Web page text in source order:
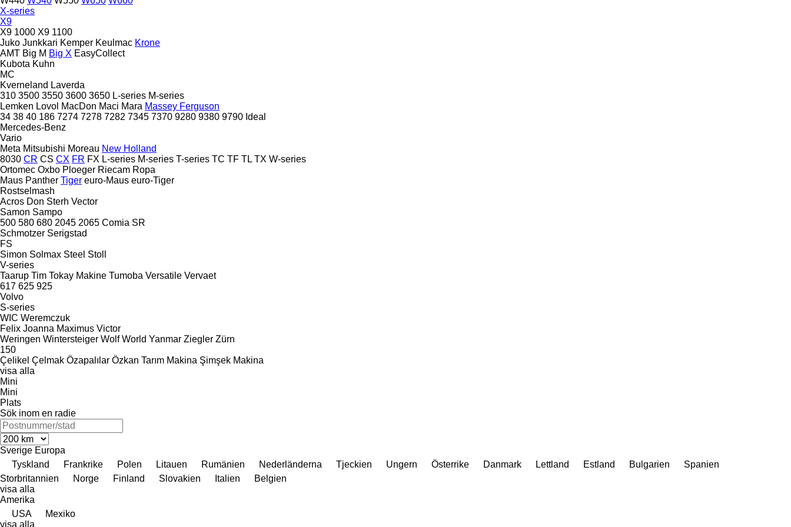
X-series
X9
X9 1000 X9 1100
Juko Junkkari Kemper Keulmac Krone
AMT Big M Big X EasyCollect
Kubota Kuhn
MC
Kverneland Laverda
310 3500 3550 3600 3650 L-series M-series
Lemken Lovol MacDon Maci Mara Massey Ferguson
34 38 40 186 7274 7278 7282 7345 7370 9280 9380 9790 Ideal
Mercedes-Benz
Vario
Meta Mitsubishi Moreau New Holland
8030 CR CS CX FR FX L-series M-series T-series TC TF TL TX W-series
Ortomec Oxbo Ploeger Riecam Ropa
Maus Panther Tiger euro-Maus euro-Tiger
Rostselmash
Acros Don Sterh Vector
Samon Sampo
500 580 680 2045 2065 Comia SR
Schmotzer Serigstad
FS
Simon Solmax Steel Stoll
V-series
Taarup Tim Tokay Makine Tumoba Versatile Vervaet
617 625 925
Volvo
S-series
WIC Weremczuk
Felix Joanna Maximus Victor
Weringen Wintersteiger Wolf World Yanmar Ziegler Zürn
150
Çelikel Çelmak Özapalılar Özkan Tarım Makina Şimşek Makina
visa alla
Mini
Mini
Plats
Sök inom en radie
Sverige Europa
Tyskland
Frankrike Polen Litauen Rumänien Nederländerna Tjeckien Ungern Österrike Danmark Lettland Estland Bulgarien
Spanien
Storbritannien
Norge Finland Slovakien Italien
Belgien
visa alla
Amerika
USA
Mexiko
visa alla